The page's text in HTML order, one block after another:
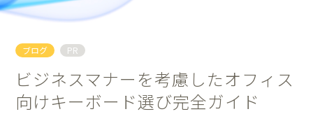
ブログ PR
ビジネスマナーを考慮したオフィス
向けキーボード選び完全ガイド